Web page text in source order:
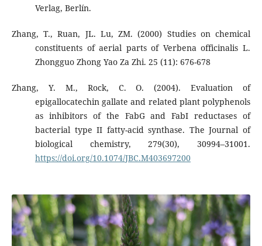
Verlag, Berlín.
Zhang, T., Ruan, JL. Lu, ZM. (2000) Studies on chemical
constituents of aerial parts of Verbena officinalis L.
Zhongguo Zhong Yao Za Zhi. 25 (11): 676-678
Zhang, Y. M., Rock, C. O. (2004). Evaluation of
epigallocatechin gallate and related plant polyphenols
as inhibitors of the FabG and FabI reductases of
bacterial type II fatty-acid synthase. The Journal of
biological chemistry, 279(30), 30994–31001.
https://doi.org/10.1074/JBC.M403697200